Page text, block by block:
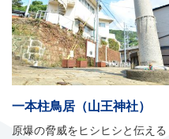
一本柱鳥居（山王神社）
原爆の脅威をヒシヒシと伝える